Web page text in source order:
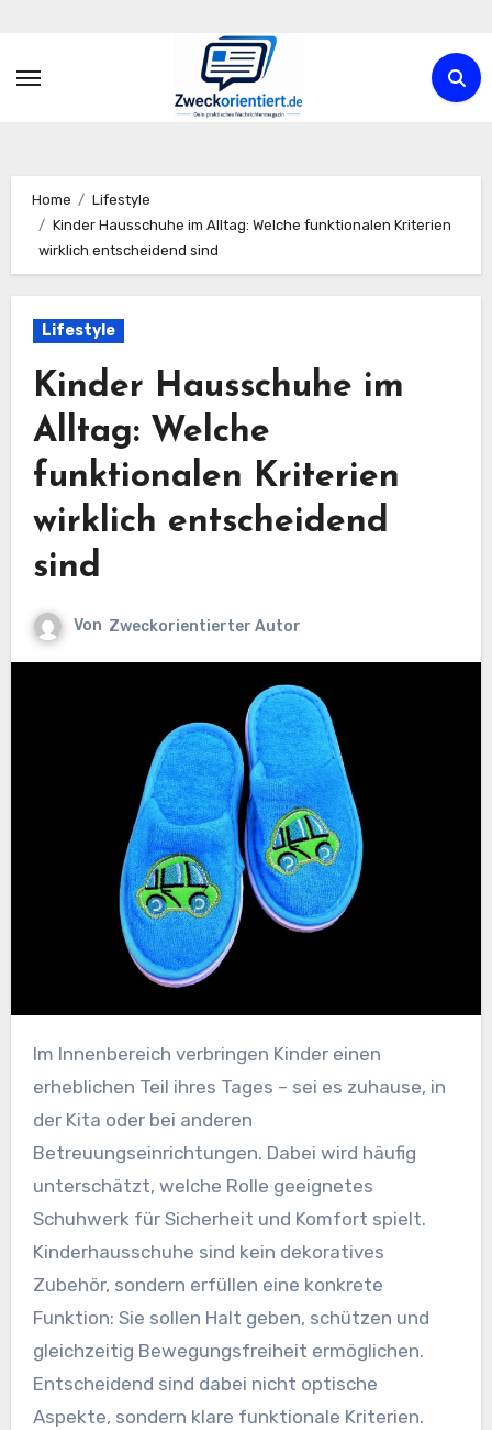
springen
Home
Lifestyle
Kinder Hausschuhe im Alltag: Welche funktionalen Kriterien
wirklich entscheidend sind
Lifestyle
Kinder Hausschuhe im
Alltag: Welche
funktionalen Kriterien
wirklich entscheidend
sind
Von Zweckorientierter Autor
Im Innenbereich verbringen Kinder einen
erheblichen Teil ihres Tages – sei es zuhause, in
der Kita oder bei anderen
Betreuungseinrichtungen. Dabei wird häufig
unterschätzt, welche Rolle geeignetes
Schuhwerk für Sicherheit und Komfort spielt.
Kinderhausschuhe sind kein dekoratives
Zubehör, sondern erfüllen eine konkrete
Funktion: Sie sollen Halt geben, schützen und
gleichzeitig Bewegungsfreiheit ermöglichen.
Entscheidend sind dabei nicht optische
Aspekte, sondern klare funktionale Kriterien.